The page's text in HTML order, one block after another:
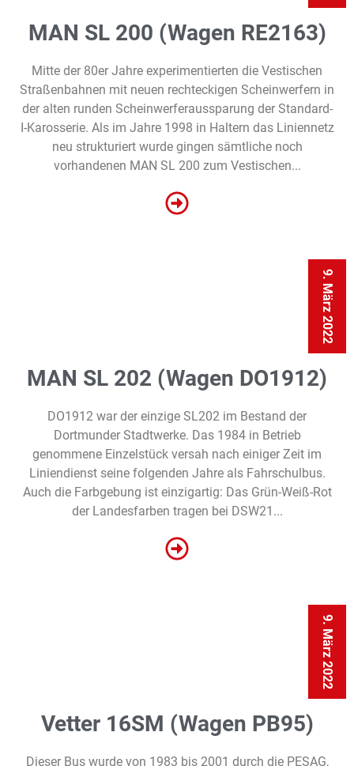
MAN SL 200 (Wagen RE2163)
Mitte der 80er Jahre experimentierten die Vestischen
Straßenbahnen mit neuen rechteckigen Scheinwerfern in
der alten runden Scheinwerferaussparung der Standard-
I-Karosserie. Als im Jahre 1998 in Haltern das Liniennetz
neu strukturiert wurde gingen sämtliche noch
vorhandenen MAN SL 200 zum Vestischen...
9. März 2022
MAN SL 202 (Wagen DO1912)
DO1912 war der einzige SL202 im Bestand der
Dortmunder Stadtwerke. Das 1984 in Betrieb
genommene Einzelstück versah nach einiger Zeit im
Liniendienst seine folgenden Jahre als Fahrschulbus.
Auch die Farbgebung ist einzigartig: Das Grün-Weiß-Rot
der Landesfarben tragen bei DSW21...
9. März 2022
Vetter 16SM (Wagen PB95)
Dieser Bus wurde von 1983 bis 2001 durch die PESAG,